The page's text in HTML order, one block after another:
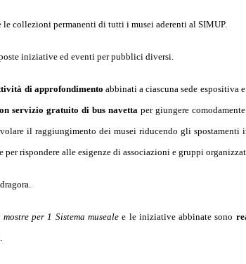
le collezioni permanenti di tutti i musei aderenti al SIMUP.
iniziative ed eventi per pubblici diversi.
di approfondimento abbinati a ciascuna sede espositiva
servizio gratuito di bus navettaper giungere
il raggiungimento dei musei riducendo gli
per rispondere alle esigenze di associazioni e gruppi
per 1 Sistema musealee le iniziative abbinate sono
.